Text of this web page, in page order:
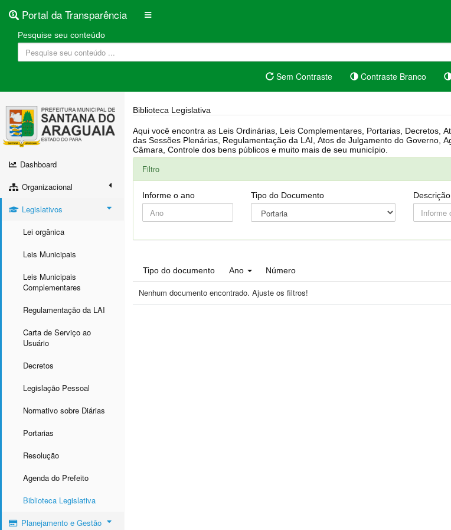
Portal da Transparência
Pesquise seu conteúdo
Sem Contraste Contraste Branco
Dashboard
Organizacional
Legislativos
Lei orgânica
Leis Municipais
Leis Municipais
Complementares
Regulamentação da LAI
Carta de Serviço ao
Usuário
Decretos
Legislação Pessoal
Normativo sobre Diárias
Portarias
Resolução
Agenda do Prefeito
Biblioteca Legislativa
Planejamento e Gestão
Biblioteca Legislativa
Aqui você encontra as Leis Ordinárias, Leis Complementares, Portarias, Decretos, Atas, PPA, LDO, LOA, RREO, Resoluções, RGF, Lei Orgânica, Regimento Interno, Pauta
das Sessões Plenárias, Regulamentação da LAI, Atos de Julgamento do Governo, Agenda Externa do presidente, Relatório do Controle Interno, Projetos em tramitação na
Câmara, Controle dos bens públicos e muito mais de seu município.
Filtro
Informe o ano Tipo do Documento Descrição
Tipo do documento Ano Número
Nenhum documento encontrado. Ajuste os filtros!